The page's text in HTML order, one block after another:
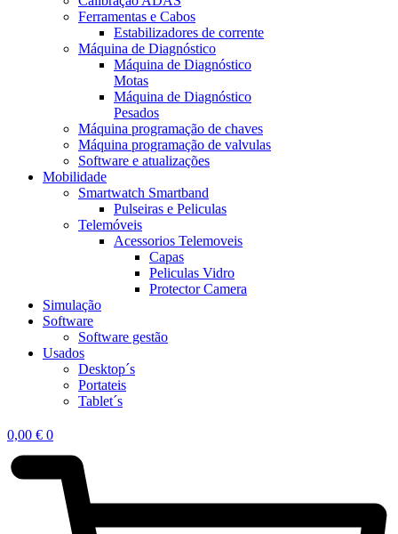
Ferramentas e Cabos
Estabilizadores de corrente
Máquina de Diagnóstico
Máquina de Diagnóstico
Motas
Máquina de Diagnóstico
Pesados
Máquina programação de chaves
Máquina programação de valvulas
Software e atualizações
Mobilidade
Smartwatch Smartband
Pulseiras e Peliculas
Telemóveis
Acessorios Telemoveis
Capas
Peliculas Vidro
Protector Camera
Simulação
Software
Software gestão
Usados
Desktop´s
Portateis
Tablet´s
0,00 € 0